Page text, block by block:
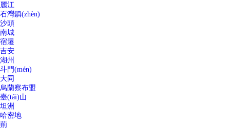
麗江
石灣鎮(zhèn)
沙頭
南城
宿遷
吉安
湖州
斗門(mén)
大同
烏蘭察布盟
臺(tái)山
坦洲
哈密地
荊